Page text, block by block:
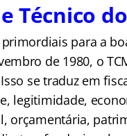
Técnico do
para a
de 1980, o
se traduz em
legitimidade,
orçamentária,